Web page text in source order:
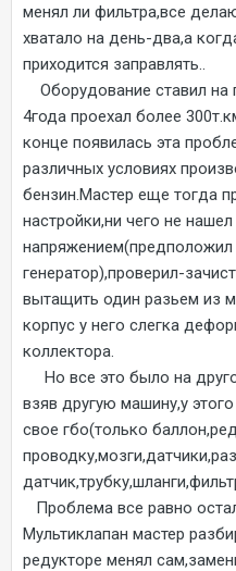
менял ли фильтра,все
хватало на день-два,а
приходится заправлять..
Оборудование ставил
4года проехал более
конце появилась эта
различных условиях
бензин.Мастер еще тогда
настройки,ни чего не
генератор),проверил-
вытащить один разьем из
корпус у него слегка
коллектора.
Но все это было на
взяв другую машину,у
свое гбо(только
Проблема все равно
Мультиклапан мастер
редукторе менял